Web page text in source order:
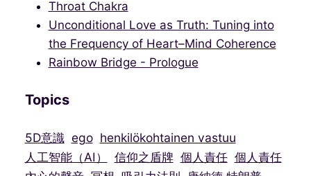
Throat Chakra
Unconditional Love as Truth: Tuning into
the Frequency of Heart–Mind Coherence
Rainbow Bridge - Prologue
Topics
5D意識 ego henkilökohtainen vastuu
人工智能（AI）
信仰之盾牌 個人責任 個人責任